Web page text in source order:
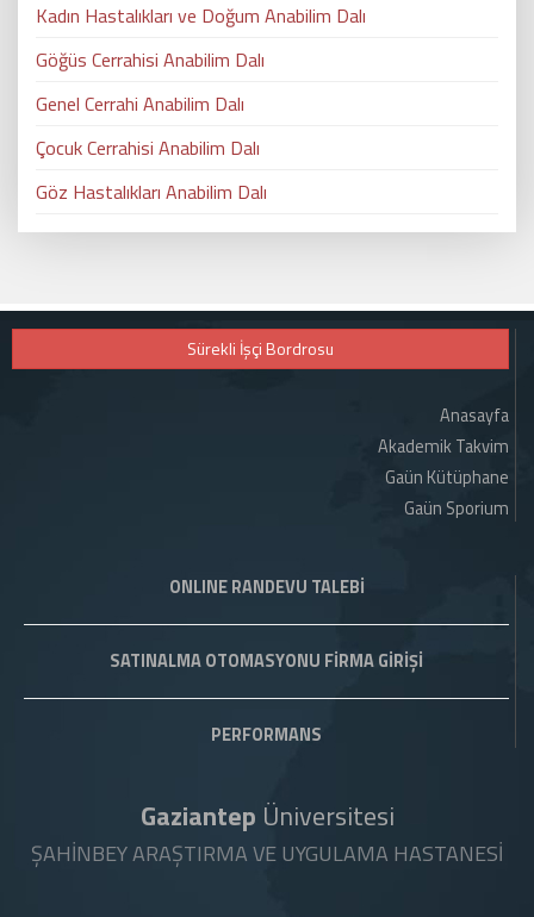
Kadın Hastalıkları ve Doğum Anabilim Dalı
Göğüs Cerrahisi Anabilim Dalı
Genel Cerrahi Anabilim Dalı
Çocuk Cerrahisi Anabilim Dalı
Göz Hastalıkları Anabilim Dalı
Sürekli İşçi Bordrosu
Anasayfa
Akademik Takvim
Gaün Kütüphane
Gaün Sporium
ONLINE RANDEVU TALEBİ
SATINALMA OTOMASYONU FİRMA GİRİŞİ
PERFORMANS
Gaziantep Üniversitesi
ŞAHİNBEY ARAŞTIRMA VE UYGULAMA HASTANESİ